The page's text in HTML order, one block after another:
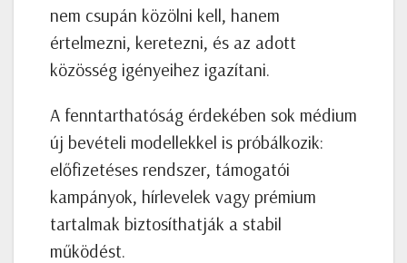
nem csupán közölni kell, hanem
értelmezni, keretezni, és az adott
közösség igényeihez igazítani.
A fenntarthatóság érdekében sok médium
új bevételi modellekkel is próbálkozik:
előfizetéses rendszer, támogatói
kampányok, hírlevelek vagy prémium
tartalmak biztosíthatják a stabil
működést.